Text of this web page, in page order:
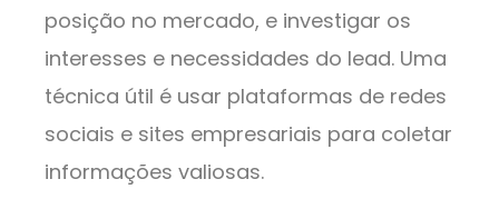
posição no mercado, e investigar os
interesses e necessidades do lead. Uma
técnica útil é usar plataformas de redes
sociais e sites empresariais para coletar
informações valiosas.